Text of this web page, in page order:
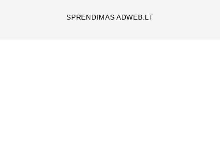
SPRENDIMAS ADWEB.LT